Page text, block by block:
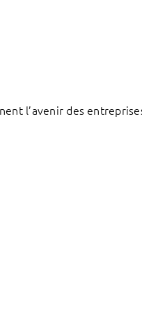
l’avenir des